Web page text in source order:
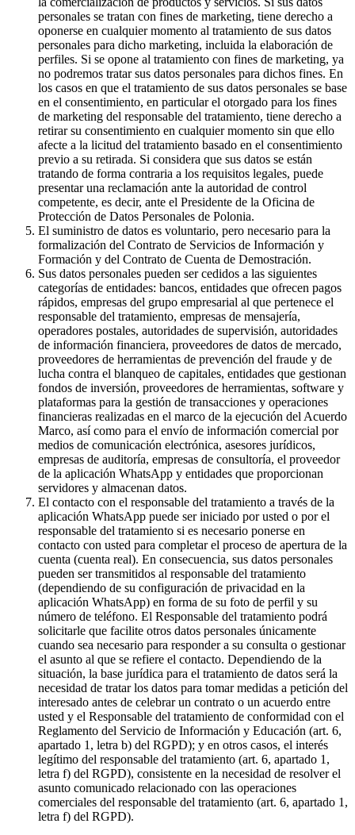
personales se tratan con fines de marketing, tiene derecho a
oponerse en cualquier momento al tratamiento de sus datos
personales para dicho marketing, incluida la elaboración de
perfiles. Si se opone al tratamiento con fines de marketing, ya
no podremos tratar sus datos personales para dichos fines. En
los casos en que el tratamiento de sus datos personales se base
en el consentimiento, en particular el otorgado para los fines
de marketing del responsable del tratamiento, tiene derecho a
retirar su consentimiento en cualquier momento sin que ello
afecte a la licitud del tratamiento basado en el consentimiento
previo a su retirada. Si considera que sus datos se están
tratando de forma contraria a los requisitos legales, puede
presentar una reclamación ante la autoridad de control
competente, es decir, ante el Presidente de la Oficina de
Protección de Datos Personales de Polonia.
El suministro de datos es voluntario, pero necesario para la
formalización del Contrato de Servicios de Información y
Formación y del Contrato de Cuenta de Demostración.
Sus datos personales pueden ser cedidos a las siguientes
categorías de entidades: bancos, entidades que ofrecen pagos
rápidos, empresas del grupo empresarial al que pertenece el
responsable del tratamiento, empresas de mensajería,
operadores postales, autoridades de supervisión, autoridades
de información financiera, proveedores de datos de mercado,
proveedores de herramientas de prevención del fraude y de
lucha contra el blanqueo de capitales, entidades que gestionan
fondos de inversión, proveedores de herramientas, software y
plataformas para la gestión de transacciones y operaciones
financieras realizadas en el marco de la ejecución del Acuerdo
Marco, así como para el envío de información comercial por
medios de comunicación electrónica, asesores jurídicos,
empresas de auditoría, empresas de consultoría, el proveedor
de la aplicación WhatsApp y entidades que proporcionan
servidores y almacenan datos.
El contacto con el responsable del tratamiento a través de la
aplicación WhatsApp puede ser iniciado por usted o por el
responsable del tratamiento si es necesario ponerse en
contacto con usted para completar el proceso de apertura de la
cuenta (cuenta real). En consecuencia, sus datos personales
pueden ser transmitidos al responsable del tratamiento
(dependiendo de su configuración de privacidad en la
aplicación WhatsApp) en forma de su foto de perfil y su
número de teléfono. El Responsable del tratamiento podrá
solicitarle que facilite otros datos personales únicamente
cuando sea necesario para responder a su consulta o gestionar
el asunto al que se refiere el contacto. Dependiendo de la
situación, la base jurídica para el tratamiento de datos será la
necesidad de tratar los datos para tomar medidas a petición del
interesado antes de celebrar un contrato o un acuerdo entre
usted y el Responsable del tratamiento de conformidad con el
Reglamento del Servicio de Información y Educación (art. 6,
apartado 1, letra b) del RGPD); y en otros casos, el interés
legítimo del responsable del tratamiento (art. 6, apartado 1,
letra f) del RGPD), consistente en la necesidad de resolver el
asunto comunicado relacionado con las operaciones
comerciales del responsable del tratamiento (art. 6, apartado 1,
letra f) del RGPD).